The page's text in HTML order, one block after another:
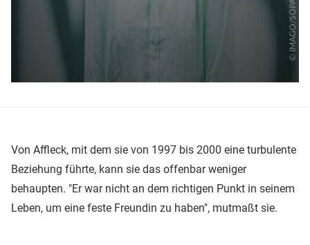
Von Affleck, mit dem sie von 1997 bis 2000 eine turbulente
Beziehung führte, kann sie das offenbar weniger
behaupten. "Er war nicht an dem richtigen Punkt in seinem
Leben, um eine feste Freundin zu haben", mutmaßt sie.